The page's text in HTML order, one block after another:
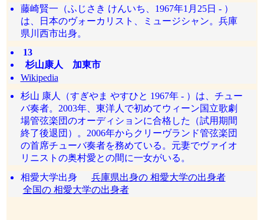
藤崎賢一（ふじさき けんいち、1967年1月25日 - ）
は、日本のヴォーカリスト、ミュージシャン。兵庫
県川西市出身。
13
杉山康人 加東市
Wikipedia
杉山 康人（すぎやま やすひと 1967年 - ）は、チュー
バ奏者。2003年、東洋人で初めてウィーン国立歌劇
場管弦楽団のオーディションに合格した（試用期間
終了後退団）。2006年からクリーヴランド管弦楽団
の首席チューバ奏者を務めている。元妻でヴァイオ
リニストの奥村愛との間に一女がいる。
相愛大学出身 兵庫県出身の 相愛大学の出身者
全国の 相愛大学の出身者